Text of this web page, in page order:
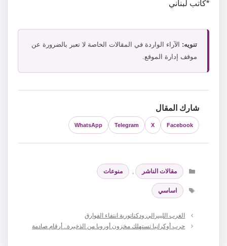
*كاتب لبناني
تنويه: الآراء الواردة في المقالات الخاصة لا تعبر بالضرورة عن
موقف إدارة الموقع.
شارك المقال
Facebook
X
Telegram
WhatsApp
التصنيفات
مقالات الناشر ,
منوعات
الوسوم
اساسي
الغرب الليبرالي ودكتاتورية انتفاء الفوارق
حرب أوكرانيا تستهلك مخزون أوروبا من الذخيرة.. أرقام صادمة